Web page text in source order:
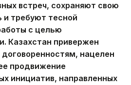
встреч, сохраняют свою
и требуют тесной
с целью
Казахстан привержен
нацелен
продвижение
инициатив, направленных